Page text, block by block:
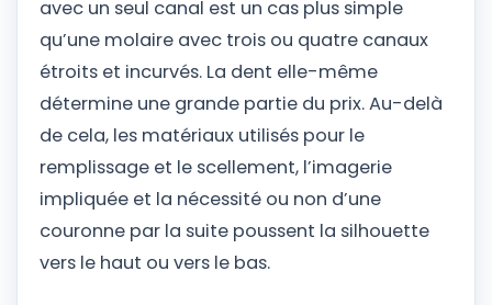
avec un seul canal est un cas plus simple
qu’une molaire avec trois ou quatre canaux
étroits et incurvés. La dent elle-même
détermine une grande partie du prix. Au-delà
de cela, les matériaux utilisés pour le
remplissage et le scellement, l’imagerie
impliquée et la nécessité ou non d’une
couronne par la suite poussent la silhouette
vers le haut ou vers le bas.